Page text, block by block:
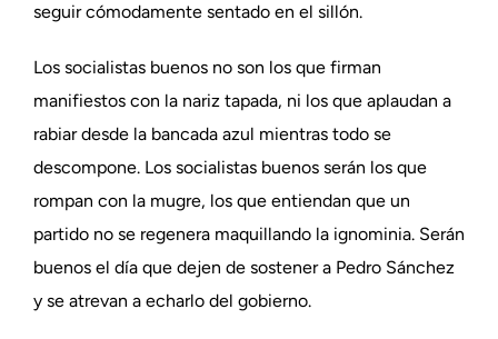
seguir cómodamente sentado en el sillón.
Los socialistas buenos no son los que firman
manifiestos con la nariz tapada, ni los que aplaudan a
rabiar desde la bancada azul mientras todo se
descompone. Los socialistas buenos serán los que
rompan con la mugre, los que entiendan que un
partido no se regenera maquillando la ignominia. Serán
buenos el día que dejen de sostener a Pedro Sánchez
y se atrevan a echarlo del gobierno.